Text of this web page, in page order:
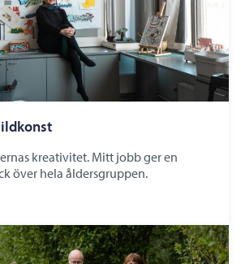
kreativitet. Mitt jobb ger en
över hela åldersgruppen.